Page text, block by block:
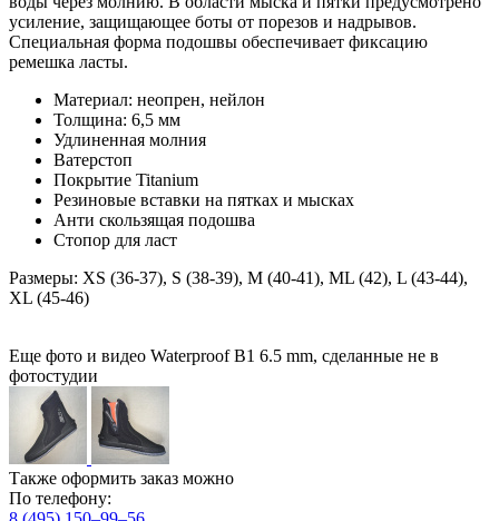
усиление, защищающее боты от порезов и надрывов.
Специальная форма подошвы обеспечивает фиксацию
ремешка ласты.
Материал: неопрен, нейлон
Толщина: 6,5 мм
Удлиненная молния
Ватерстоп
Покрытие Titanium
Резиновые вставки на пятках и мысках
Анти скользящая подошва
Стопор для ласт
Размеры: XS (36-37), S (38-39), M (40-41), ML (42), L (43-44),
XL (45-46)
Еще фото и видео Waterproof B1 6.5 mm, сделанные не в
фотостудии
Также оформить заказ можно
По телефону: